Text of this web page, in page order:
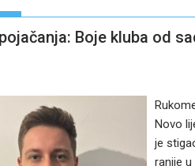
Boje kluba od
Novo
je
ranije